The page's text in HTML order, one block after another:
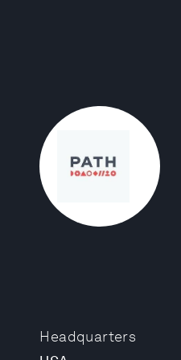
Headquarters